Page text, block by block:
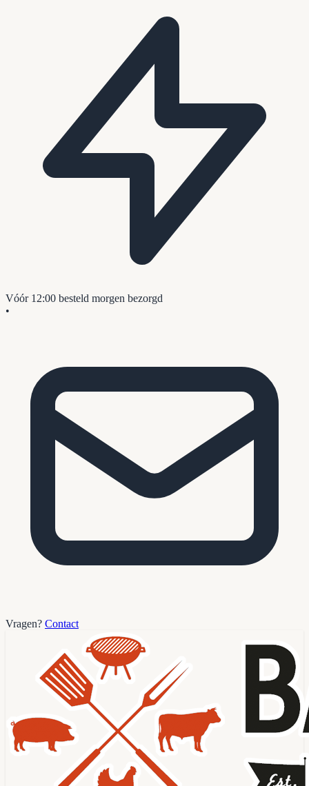
Vóór 12:00 besteld morgen bezorgd
•
Vragen? Contact